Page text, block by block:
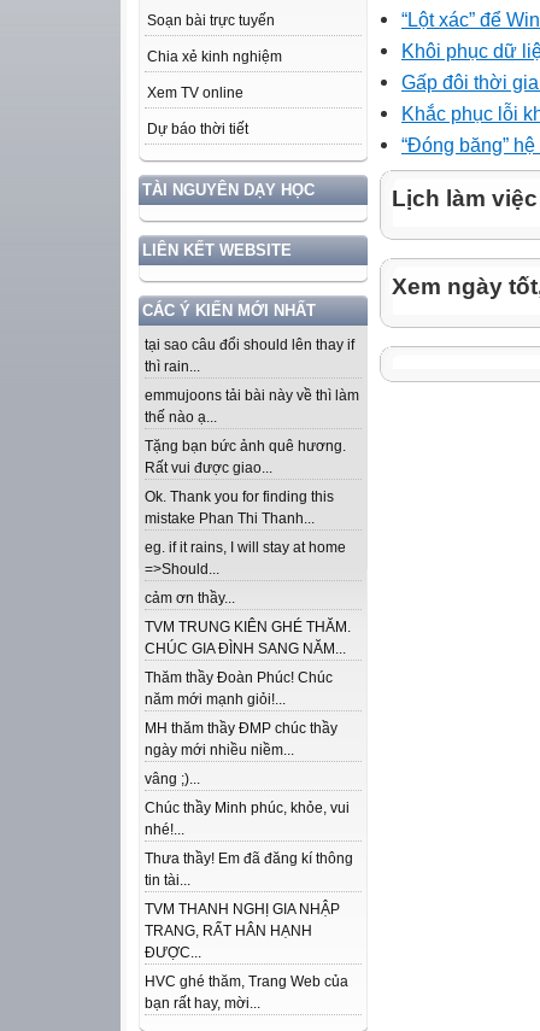
Soạn bài trực tuyến
Chia xẻ kinh nghiệm
Xem TV online
Dự báo thời tiết
TÀI NGUYÊN DẠY HỌC
LIÊN KẾT WEBSITE
CÁC Ý KIẾN MỚI NHẤT
tại sao câu đổi should lên thay if
thì rain...
emmujoons tải bài này về thì làm
thế nào ạ...
Tặng bạn bức ảnh quê hương.
Rất vui được giao...
Ok. Thank you for finding this
mistake Phan Thi Thanh...
eg. if it rains, I will stay at home
=>Should...
cảm ơn thầy...
TVM TRUNG KIÊN GHÉ THĂM.
CHÚC GIA ĐÌNH SANG NĂM...
Thăm thầy Đoàn Phúc! Chúc
năm mới mạnh giỏi!...
MH thăm thầy ĐMP chúc thầy
ngày mới nhiều niềm...
vâng ;)...
Chúc thầy Minh phúc, khỏe, vui
nhé!...
Thưa thầy! Em đã đăng kí thông
tin tài...
TVM THANH NGHỊ GIA NHẬP
TRANG, RẤT HÂN HẠNH
ĐƯỢC...
HVC ghé thăm, Trang Web của
bạn rất hay, mời...
“Lột xác” để
Khôi phục dữ
Gấp đôi thời
Khắc phục lỗi
“Đóng băng”
Lịch làm việc
Xem ngày